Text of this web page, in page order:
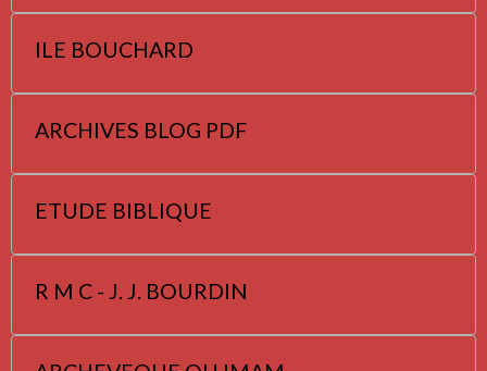
ILE BOUCHARD
ARCHIVES BLOG PDF
ETUDE BIBLIQUE
R M C - J. J. BOURDIN